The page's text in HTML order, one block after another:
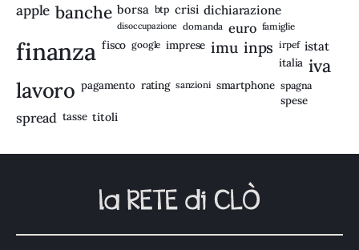
apple banche borsa btp crisi dichiarazione
disoccupazione domanda euro famiglie
finanza fisco google imprese imu inps irpef istat
italia iva
lavoro pagamento rating sanzioni smartphone spagna
spese
spread tasse titoli